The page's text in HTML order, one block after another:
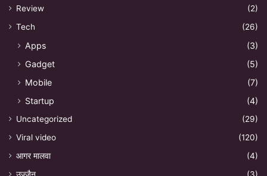
Review
(2)
Tech
(26)
Apps
(3)
Gadget
(5)
Mobile
(7)
Startup
(4)
Uncategorized
(29)
Viral video
(120)
आगर मालवा
(4)